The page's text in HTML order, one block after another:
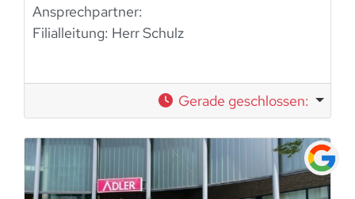
Ansprechpartner:
Filialleitung: Herr Schulz
Gerade geschlossen: